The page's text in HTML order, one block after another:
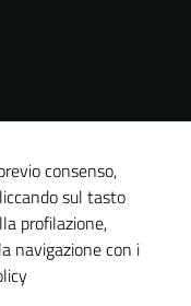
consenso,
sul tasto
profilazione,
navigazione con i